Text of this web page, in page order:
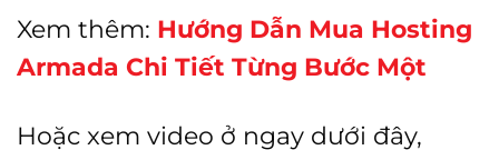
Xem thêm: Hướng Dẫn Mua Hosting
Armada Chi Tiết Từng Bước Một
Hoặc xem video ở ngay dưới đây,